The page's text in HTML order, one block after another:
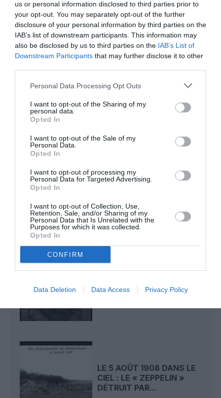
us or personal information disclosed to third parties prior to
your opt-out. You may separately opt-out of the further
disclosure of your personal information by third parties on the
IAB’s list of downstream participants. This information may
also be disclosed by us to third parties on the IAB’s List of
Downstream Participants that may further disclose it to other
Personal Data Processing Opt Outs
I want to opt-out of the Sharing of my
personal data.
Opted In
I want to opt-out of the Sale of my
Personal Data.
Opted In
I want to opt-out of processing my
Personal Data for Targeted Advertising.
Opted In
I want to opt-out of Collection, Use,
Retention, Sale, and/or Sharing of my
Personal Data that Is Unrelated with the
Purposes for which it was collected.
Opted In
CONFIRM
Data Deletion Data Access Privacy Policy
Copaa commenté l'article :
Pointe‑à‑Pitre – Panama City : Air France ouvre un pont
aérien vers l’Amérique latine
histoire de l'aviation
LIRE AUSSI
LE 7 AOÛT 1909 DANS LE
L’ACTUALITÉ
CIEL : ROGER SOMMER
PERMET LE SACRE...
LE 5 AOÛT 1908 DANS LE
CIEL : LE « ZEPPELIN »
DÉTRUIT PAR...